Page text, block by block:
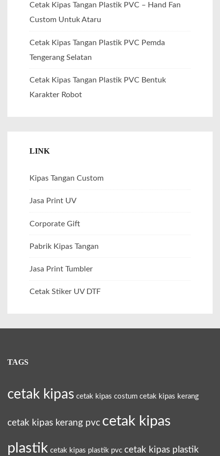
Cetak Kipas Tangan Plastik PVC – Hand Fan
Custom Untuk Ataru
Cetak Kipas Tangan Plastik PVC Pemda
Tengerang Selatan
Cetak Kipas Tangan Plastik PVC Bentuk
Karakter Robot
LINK
Kipas Tangan Custom
Jasa Print UV
Corporate Gift
Pabrik Kipas Tangan
Jasa Print Tumbler
Cetak Stiker UV DTF
TAGS
cetak kipas cetak kipas costum cetak kipas kerang
cetak kipas kerang pvc cetak kipas
plastik cetak kipas plastik pvc cetak kipas plastik